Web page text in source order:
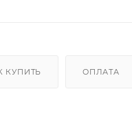
КУПИТЬ ОПЛАТА